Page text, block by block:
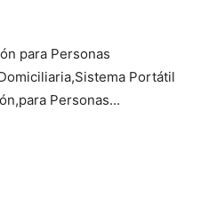
para Personas
Portátil
Personas...